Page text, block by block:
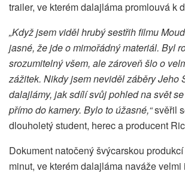
trailer, ve kterém dalajláma promlouvá k
„Když jsem viděl hrubý sestřih filmu
jasné, že jde o mimořádný materiál. Byl
srozumitelný všem, ale zároveň šlo o
zážitek. Nikdy jsem neviděl záběry Jeho
dalajlámy, jak sdílí svůj pohled na svět
přímo do kamery. Bylo to úžasné,“svěřil
dlouholetý student, herec a producent
Dokument natočený švýcarskou
minut, ve kterém dalajláma naváže